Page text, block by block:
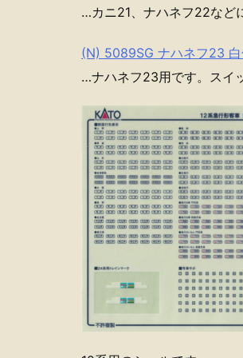
…カニ21、ナハネフ22など
(N) 5089SG ナハネフ23 白
…ナハネフ23用です。スイ